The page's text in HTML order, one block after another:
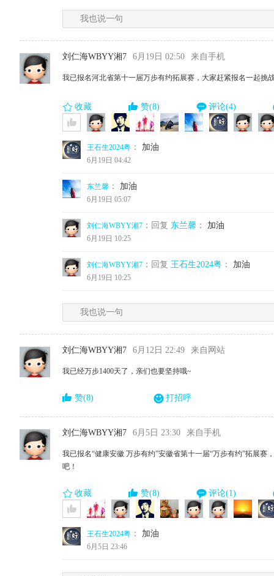
我也说一句
刘仁海WBYY湘7 6月19日 02:50 来自手机
我已报名河北省第十一届万步有约拓展赛，大家赶紧报名一起挑
收藏 赞(8) 评论(4)
王石生2024粤 ： 加油
6月19日 04:42
东兰馨 ： 加油
6月19日 05:07
刘仁海WBYY湘7 ：回复 东兰馨 ： 加油
6月19日 10:25
刘仁海WBYY湘7 ：回复 王石生2024粤 ： 加油
6月19日 10:25
我也说一句
刘仁海WBYY湘7 6月12日 22:49 来自网站
我已经万步1400天了，亲们也要坚持哦~
赞(8) 打招呼
刘仁海WBYY湘7 6月5日 23:30 来自手机
我已报名“健康安徽 万步有约”安徽省第十一届“万步有约”拓展赛
吧！
收藏 赞(8) 评论(1)
王石生2024粤 ： 加油
6月5日 23:46